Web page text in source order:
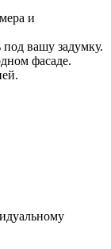
и
вашу задумку.
фасаде.